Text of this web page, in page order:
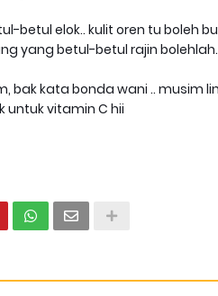
betul elok.. kulit oren tu boleh
yang betul-betul rajin
bak kata bonda wani .. musim
untuk vitamin C hii